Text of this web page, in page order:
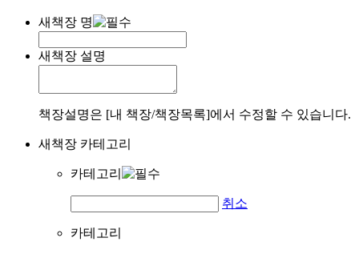
새책장 명
새책장 설명
책장설명은 [내 책장/책장목록]에서 수정할 수 있습니다.
새책장 카테고리
카테고리
취소
카테고리